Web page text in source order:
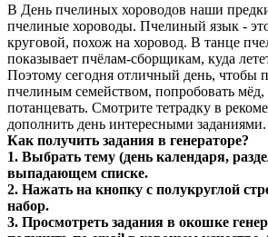
В День пчелиных хороводов наши
пчелиные хороводы. Пчелиный язык -
круговой, похож на хоровод. В танце
показывает пчёлам-сборщикам, куда
Поэтому сегодня отличный день, чтобы
пчелиным семейством, попробовать
потанцевать. Смотрите тетрадку в
дополнить день интересными заданиями.
Как получить задания в генераторе?
1. Выбрать тему (день календаря,
выпадающем списке.
2. Нажать на кнопку с полукруглой
набор.
3. Просмотреть задания в окошке